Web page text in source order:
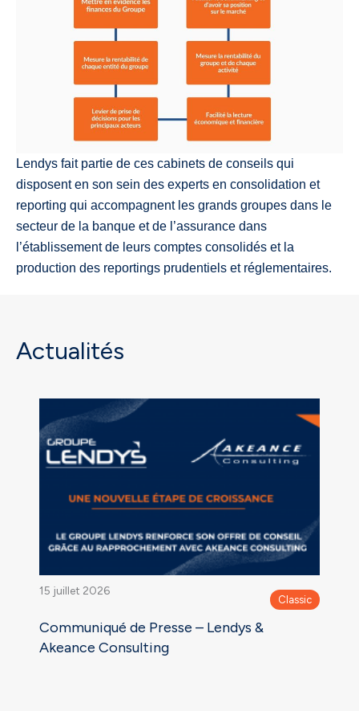
Lendys fait partie de ces cabinets de conseils qui
disposent en son sein des experts en consolidation et
reporting qui accompagnent les grands groupes dans le
secteur de la banque et de l’assurance dans
l’établissement de leurs comptes consolidés et la
production des reportings prudentiels et réglementaires.
Actualités
15 juillet 2026
Classic
Communiqué de Presse – Lendys &
Akeance Consulting